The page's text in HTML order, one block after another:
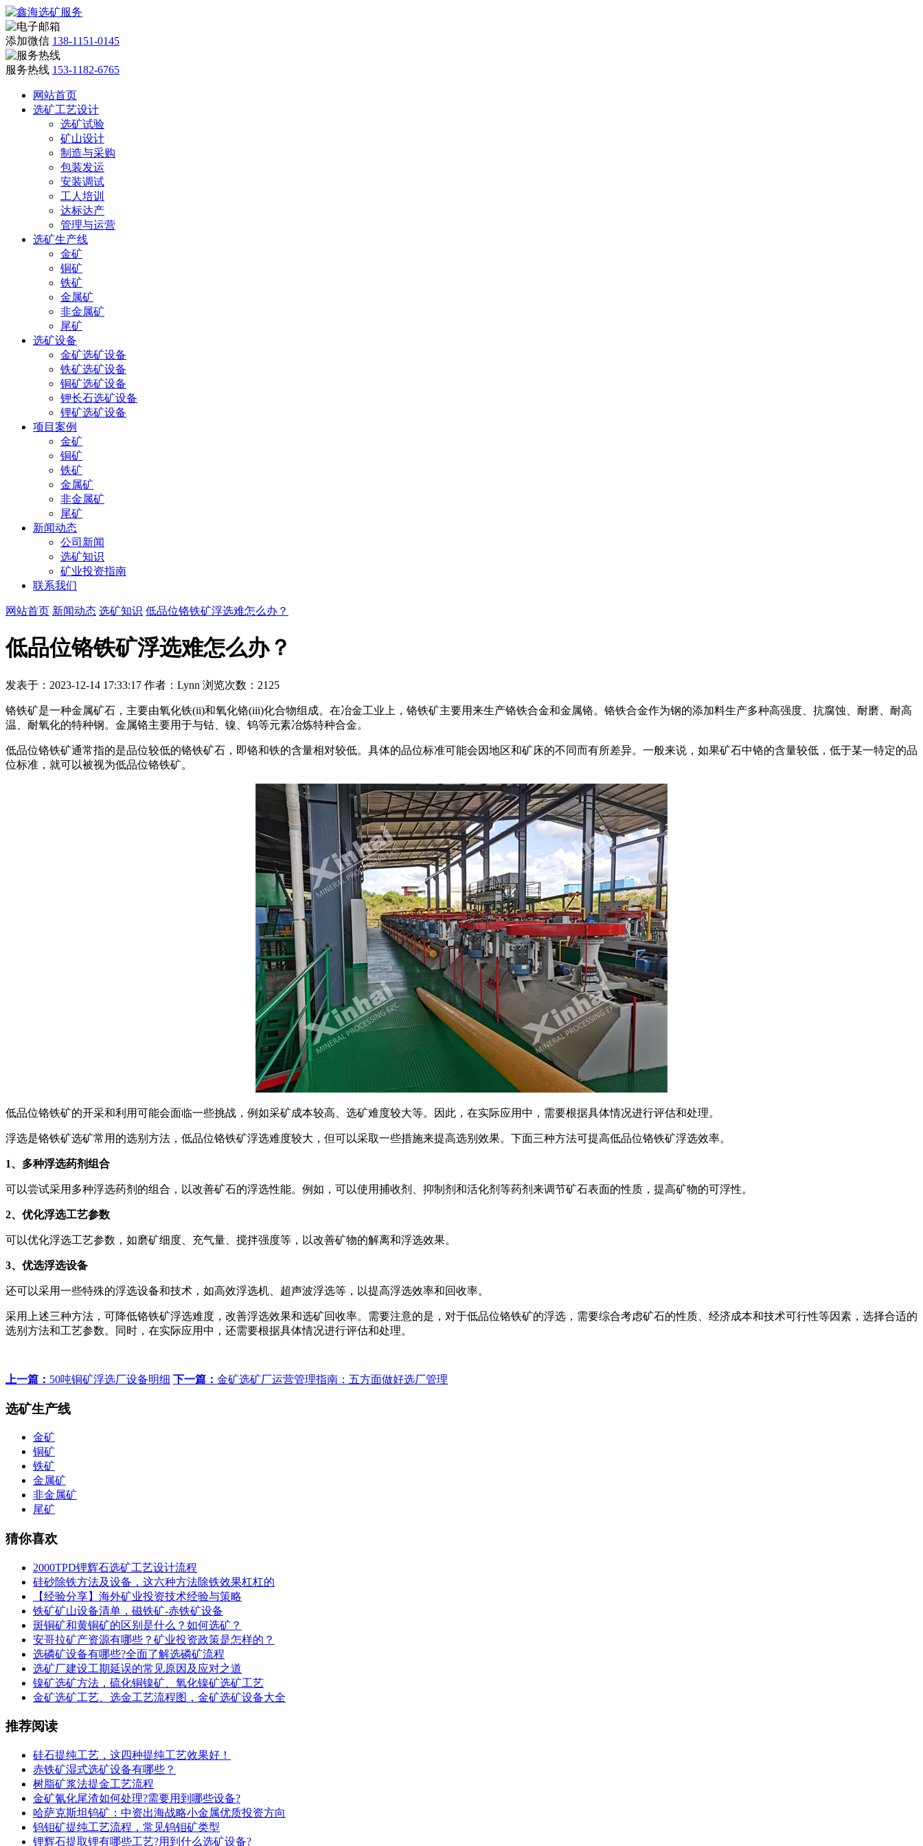
添加微信 138-1151-0145
服务热线 153-1182-6765
网站首页
选矿工艺设计
选矿试验
矿山设计
制造与采购
包装发运
安装调试
工人培训
达标达产
管理与运营
选矿生产线
金矿
铜矿
铁矿
金属矿
非金属矿
尾矿
选矿设备
金矿选矿设备
铁矿选矿设备
铜矿选矿设备
钾长石选矿设备
锂矿选矿设备
项目案例
金矿
铜矿
铁矿
金属矿
非金属矿
尾矿
新闻动态
公司新闻
选矿知识
矿业投资指南
联系我们
网站首页 新闻动态 选矿知识 低品位铬铁矿浮选难怎么办？
低品位铬铁矿浮选难怎么办？
发表于：2023-12-14 17:33:17 作者：Lynn 浏览次数：2125
铬铁矿是一种金属矿石，主要由氧化铁(ii)和氧化铬(iii)化合物组成。在冶金工业上，铬铁矿主要用来生产铬铁合金和金属铬。铬铁合金作为钢的添加料生产多种高强度、抗腐蚀、耐磨、耐高
温、耐氧化的特种钢。金属铬主要用于与钴、镍、钨等元素冶炼特种合金。
低品位铬铁矿通常指的是品位较低的铬铁矿石，即铬和铁的含量相对较低。具体的品位标准可能会因地区和矿床的不同而有所差异。一般来说，如果矿石中铬的含量较低，低于某一特定的品
位标准，就可以被视为低品位铬铁矿。
低品位铬铁矿的开采和利用可能会面临一些挑战，例如采矿成本较高、选矿难度较大等。因此，在实际应用中，需要根据具体情况进行评估和处理。
浮选是铬铁矿选矿常用的选别方法，低品位铬铁矿浮选难度较大，但可以采取一些措施来提高选别效果。下面三种方法可提高低品位铬铁矿浮选效率。
1、多种浮选药剂组合
可以尝试采用多种浮选药剂的组合，以改善矿石的浮选性能。例如，可以使用捕收剂、抑制剂和活化剂等药剂来调节矿石表面的性质，提高矿物的可浮性。
2、优化浮选工艺参数
可以优化浮选工艺参数，如磨矿细度、充气量、搅拌强度等，以改善矿物的解离和浮选效果。
3、优选浮选设备
还可以采用一些特殊的浮选设备和技术，如高效浮选机、超声波浮选等，以提高浮选效率和回收率。
采用上述三种方法，可降低铬铁矿浮选难度，改善浮选效果和选矿回收率。需要注意的是，对于低品位铬铁矿的浮选，需要综合考虑矿石的性质、经济成本和技术可行性等因素，选择合适的
选别方法和工艺参数。同时，在实际应用中，还需要根据具体情况进行评估和处理。
上一篇： 50吨铜矿浮选厂设备明细 下一篇： 金矿选矿厂运营管理指南：五方面做好选厂管理
选矿生产线
金矿
铜矿
铁矿
金属矿
非金属矿
尾矿
猜你喜欢
2000TPD锂辉石选矿工艺设计流程
硅砂除铁方法及设备，这六种方法除铁效果杠杠的
【经验分享】海外矿业投资技术经验与策略
铁矿矿山设备清单，磁铁矿-赤铁矿设备
斑铜矿和黄铜矿的区别是什么？如何选矿？
安哥拉矿产资源有哪些？矿业投资政策是怎样的？
选磷矿设备有哪些?全面了解选磷矿流程
选矿厂建设工期延误的常见原因及应对之道
镍矿选矿方法，硫化铜镍矿、氧化镍矿选矿工艺
金矿选矿工艺、选金工艺流程图，金矿选矿设备大全
推荐阅读
硅石提纯工艺，这四种提纯工艺效果好！
赤铁矿湿式选矿设备有哪些？
树脂矿浆法提金工艺流程
金矿氰化尾渣如何处理?需要用到哪些设备?
哈萨克斯坦钨矿：中资出海战略小金属优质投资方向
钨钼矿提纯工艺流程，常见钨钼矿类型
锂辉石提取锂有哪些工艺?用到什么选矿设备?